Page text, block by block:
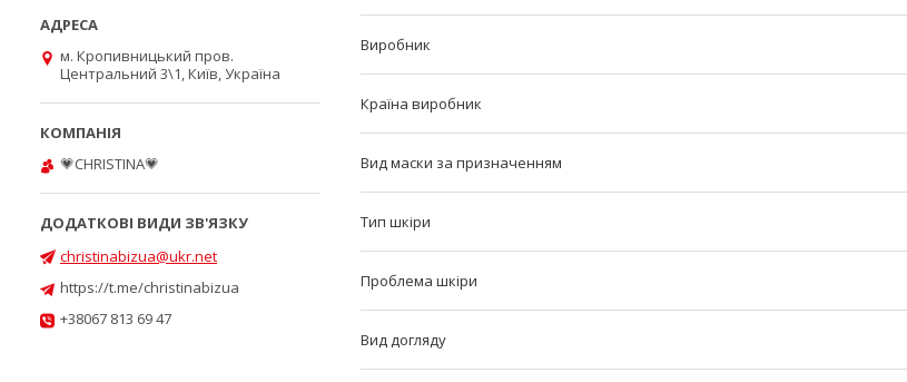
Виробник
Країна виробник
Вид маски за призначенням
Тип шкіри
Проблема шкіри
Вид догляду
м. Кропивницький пров.
Центральний 3\1, Київ, Україна
💗CHRISTINA💗
christinabizua@ukr.net
https://t.me/christinabizua
+38067 813 69 47